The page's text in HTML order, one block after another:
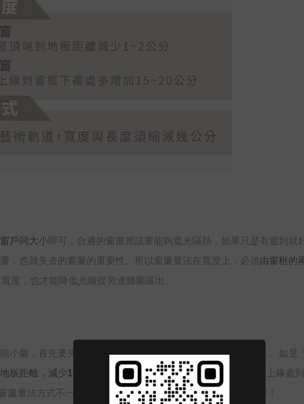
戶同大小 即可，合適的窗簾應該要能夠遮光隔熱，如果只是有遮到就
，也就失去的窗簾的重要性。所以窗簾量法在寬度上，必須由窗框的
度，也才能降低光線從旁邊牆圍露出。
小覷，首先要先確認你家的窗戶是「落地窗」或是「半腰窗」。如是
板距離，減少1~2公分 ；反之，若是「半腰窗」
，則是軌道的上緣處
簾量法方式不一樣，也是窗簾尺寸丈量注意事項之一的重點喔！